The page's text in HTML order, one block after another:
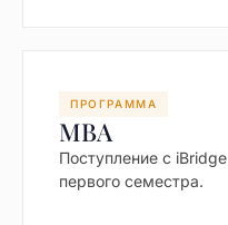
ПРОГРАММА
MBA
Поступление с
первого семестра.